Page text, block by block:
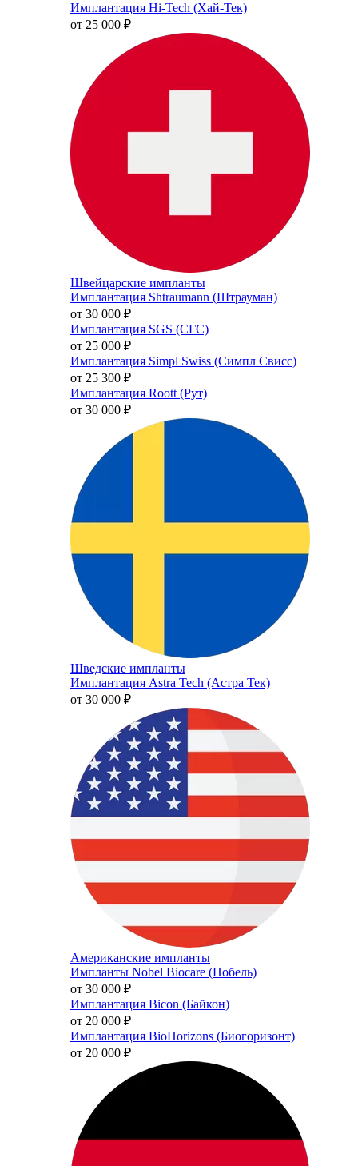
Имплантация Hi-Tech (Хай-Тек)
от 25 000 ₽
Швейцарские импланты
Имплантация Shtraumann (Штрауман)
от 30 000 ₽
Имплантация SGS (СГС)
от 25 000 ₽
Имплантация Simpl Swiss (Симпл Свисс)
от 25 300 ₽
Имплантация Roott (Рут)
от 30 000 ₽
Шведские импланты
Имплантация Astra Tech (Астра Тек)
от 30 000 ₽
Американские импланты
Импланты Nobel Biocare (Нобель)
от 30 000 ₽
Имплантация Bicon (Байкон)
от 20 000 ₽
Имплантация BioHorizons (Биогоризонт)
от 20 000 ₽